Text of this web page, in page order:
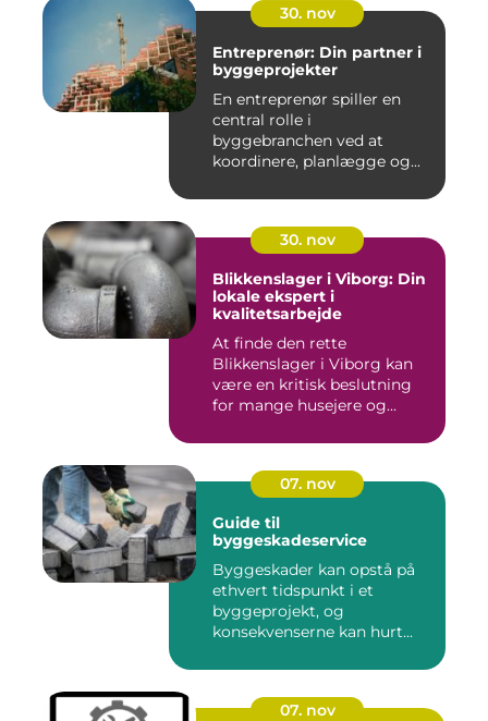
30. nov
Entreprenør: Din partner i
byggeprojekter
En entreprenør spiller en
central rolle i
byggebranchen ved at
koordinere, planlægge og...
30. nov
Blikkenslager i Viborg: Din
lokale ekspert i
kvalitetsarbejde
At finde den rette
Blikkenslager i Viborg kan
være en kritisk beslutning
for mange husejere og...
07. nov
Guide til
byggeskadeservice
Byggeskader kan opstå på
ethvert tidspunkt i et
byggeprojekt, og
konsekvenserne kan hurt...
07. nov